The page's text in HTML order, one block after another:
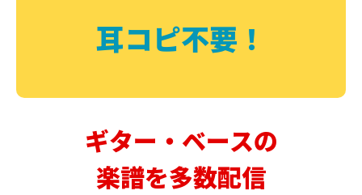
耳コピ不要！
ギター・ベースの
楽譜を多数配信